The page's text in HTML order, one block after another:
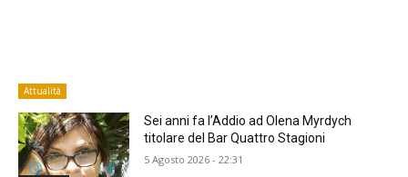
Attualità
Sei anni fa l’Addio ad Olena Myrdych
titolare del Bar Quattro Stagioni
5 Agosto 2026 - 22:31